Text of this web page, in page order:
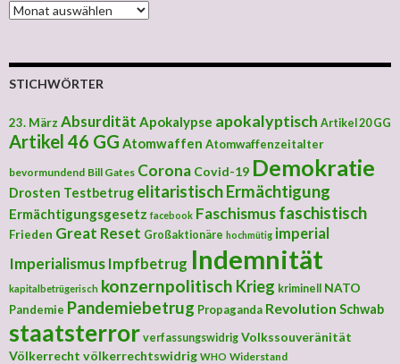
MONATLICHE ARCHIVE
STICHWÖRTER
23. März Absurdität Apokalypse apokalyptisch Artikel 20 GG
Artikel 46 GG Atomwaffen Atomwaffenzeitalter
bevormundend Bill Gates Corona Covid-19 Demokratie
Drosten Testbetrug elitaristischErmächtigung
Ermächtigungsgesetz facebook Faschismusfaschistisch
Frieden Great Reset Großaktionäre hochmütig imperial
Imperialismus Impfbetrug Indemnität
kapitalbetrügerisch konzernpolitisch Krieg kriminell
NATO
Pandemie Pandemiebetrug Propaganda Revolution Schwab
staatsterror verfassungswidrig Volkssouveränität
Völkerrecht völkerrechtswidrig WHO Widerstand